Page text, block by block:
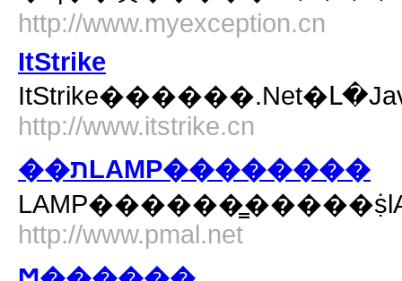
http://www.myexception.cn
ItStrike
http://www.itstrike.cn
��תLAMP��������
http://www.pmal.net